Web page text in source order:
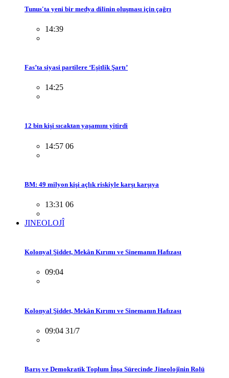
Tunus'ta yeni bir medya dilinin oluşması için çağrı
14:39
Fas’ta siyasi partilere ‘Eşitlik Şartı’
14:25
12 bin kişi sıcaktan yaşamını yitirdi
14:57 06
BM: 49 milyon kişi açlık riskiyle karşı karşıya
13:31 06
JINEOLOJÎ
Kolonyal Şiddet, Mekân Kırımı ve Sinemanın Hafızası
09:04
Kolonyal Şiddet, Mekân Kırımı ve Sinemanın Hafızası
09:04 31/7
Barış ve Demokratik Toplum İnşa Sürecinde Jineolojînin Rolü